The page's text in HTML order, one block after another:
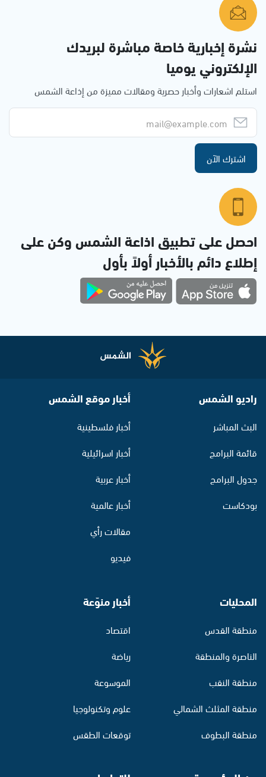
نشرة إخبارية خاصة مباشرة لبريدك
الإلكتروني يوميا
استلم اشعارات وأخبار حصرية ومقالات مميزة من إذاعة الشمس
اشترك الآن
احصل على تطبيق اذاعة الشمس وكن على
إطلاع دائم بالأخبار أولاً بأول
راديو الشمس
البث المباشر
قائمة البرامج
جدول البرامج
بودكاست
أخبار موقع الشمس
أخبار فلسطينية
أخبار اسرائيلية
أخبار عربية
أخبار عالمية
مقالات رأي
فيديو
المحليات
منطقة القدس
الناصرة والمنطقة
منطقة النقب
منطقة المثلث الشمالي
منطقة البطوف
أخبار منوّعة
اقتصاد
رياضة
الموسوعة
علوم وتكنولوجيا
توقعات الطقس